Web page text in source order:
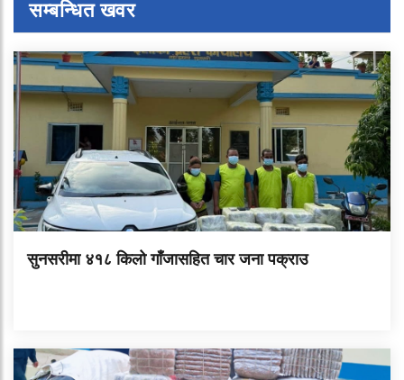
सम्बन्धित खवर
सुनसरीमा ४१८ किलो गाँजासहित चार जना पक्राउ